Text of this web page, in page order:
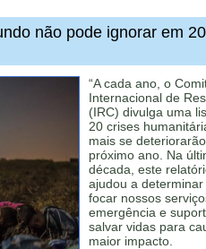
não pode ignorar em
“A cada ano, o
Internacional de
(IRC) divulga uma
20 crises
mais se
próximo ano. Na
década, este
ajudou a
focar nossos
emergência e
salvar vidas para
maior impacto.